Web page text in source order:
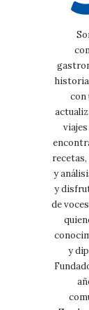
con
y
y
de
y